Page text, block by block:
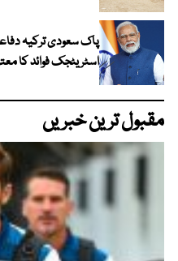
پاک سعودی ترکیہ
اسٹریٹجک فوائد کا
مقبول ترین خبریں